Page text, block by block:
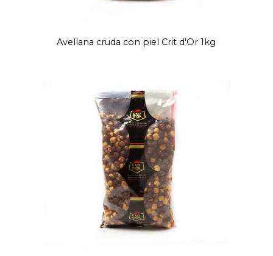
Avellana cruda con piel Crit d'Or 1kg